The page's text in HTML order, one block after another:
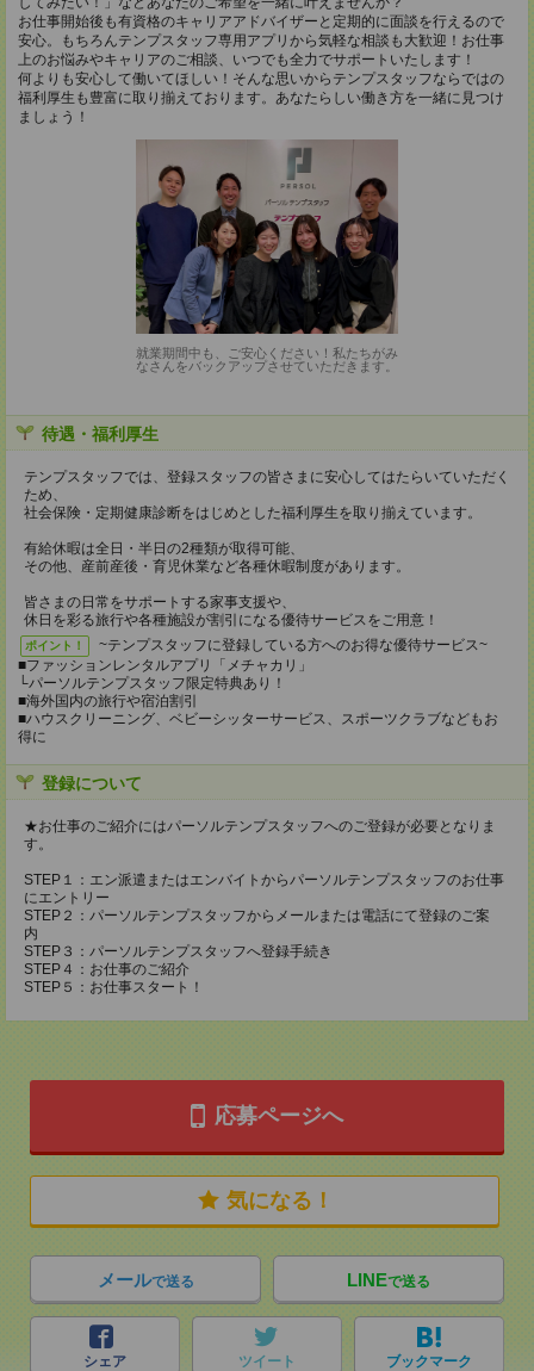
お仕事開始後も有資格のキャリアアドバイザーと定期的に面談を行えるので
安心。もちろんテンプスタッフ専用アプリから気軽な相談も大歓迎！お仕事
上のお悩みやキャリアのご相談、いつでも全力でサポートいたします！
何よりも安心して働いてほしい！そんな思いからテンプスタッフならではの
福利厚生も豊富に取り揃えております。あなたらしい働き方を一緒に見つけ
ましょう！
就業期間中も、ご安心ください！私たちがみ
なさんをバックアップさせていただきます。
待遇・福利厚生
テンプスタッフでは、登録スタッフの皆さまに安心してはたらいていただく
ため、
社会保険・定期健康診断をはじめとした福利厚生を取り揃えています。
有給休暇は全日・半日の2種類が取得可能、
その他、産前産後・育児休業など各種休暇制度があります。
皆さまの日常をサポートする家事支援や、
休日を彩る旅行や各種施設が割引になる優待サービスをご用意！
ポイント！
~テンプスタッフに登録している方へのお得な優待サービス~
■ファッションレンタルアプリ「メチャカリ」
└パーソルテンプスタッフ限定特典あり！
■海外国内の旅行や宿泊割引
■ハウスクリーニング、ベビーシッターサービス、スポーツクラブなどもお
得に
登録について
★お仕事のご紹介にはパーソルテンプスタッフへのご登録が必要となりま
す。
STEP１：エン派遣またはエンバイトからパーソルテンプスタッフのお仕事
にエントリー
STEP２：パーソルテンプスタッフからメールまたは電話にて登録のご案
内
STEP３：パーソルテンプスタッフへ登録手続き
STEP４：お仕事のご紹介
STEP５：お仕事スタート！
応募ページへ
気になる！
メールで送る LINEで送る
シェア ツイート ブックマーク